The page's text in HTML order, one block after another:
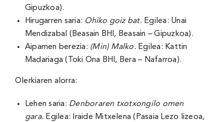
Gipuzkoa).
Hirugarren saria: Ohiko goiz bat.Egilea: Unai
Mendizabal (Beasain BHI, Beasain – Gipuzkoa).
Aipamen berezia: (Min) Malko.Egilea: Kattin
Madariaga (Toki Ona BHI, Bera – Nafarroa).
Olerkiaren alorra:
Lehen saria: Denboraren txotxongilo omen
gara. Egilea: Iraide Mitxelena (Pasaia Lezo lizeoa,